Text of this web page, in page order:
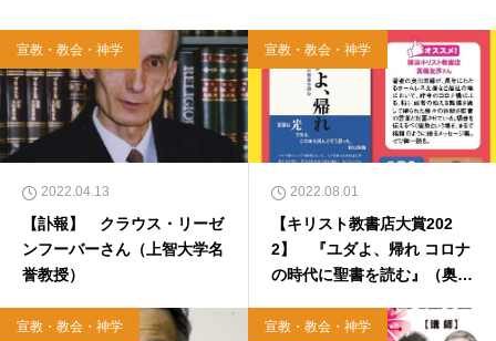
宣教・教会・神学
2022.04.13
【訃報】 クラウス・リーゼ
ンフーバーさん（上智大学名
誉教授）
宣教・教会・神学
2022.08.01
【キリスト教書店大賞202
2】 『ユダよ、帰れ コロナ
の時代に聖書を読む』（奥田
スト教書店員が選んだ一番読
宣教・教会・神学 宣教・教会・神学